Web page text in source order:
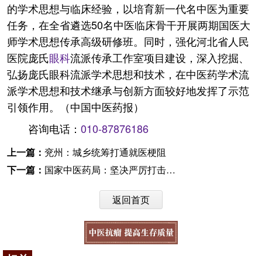
的学术思想与临床经验，以培育新一代名中医为重要
任务，在全省遴选50名中医临床骨干开展两期国医大
师学术思想传承高级研修班。同时，强化河北省人民
医院庞氏眼科流派传承工作室项目建设，深入挖掘、
弘扬庞氏眼科流派学术思想和技术，在中医药学术流
派学术思想和技术继承与创新方面较好地发挥了示范
引领作用。（中国中医药报）
咨询电话： 010-87876186
上一篇： 兖州：城乡统筹打通就医梗阻
下一篇： 国家中医药局：坚决严厉打击各类倒号行为
返回首页